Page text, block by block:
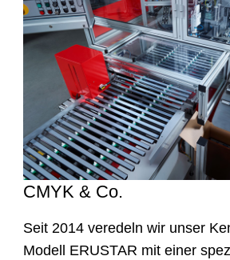
CMYK & Co.
Seit 2014 veredeln wir unser
Modell ERUSTAR mit einer